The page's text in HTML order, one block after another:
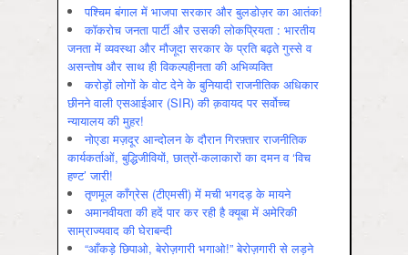
पश्चिम बंगाल में भाजपा सरकार और बुलडोज़र का आतंक!
कॉकरोच जनता पार्टी और उसकी लोकप्रियता : भारतीय
जनता में व्‍यवस्‍था और मौजूदा सरकार के प्रति बढ़ते गुस्‍से व
असन्‍तोष और साथ ही विकल्‍पहीनता की अभिव्‍यक्ति
करोड़ों लोगों के वोट देने के बुनियादी राजनीतिक अधिकार
छीनने वाली एसआईआर (SIR) की क़वायद पर सर्वोच्च
न्यायालय की मुहर!
नोएडा मज़दूर आन्दोलन के दौरान गिरफ़्तार राजनीतिक
कार्यकर्ताओं, बुद्धिजीवियों, छात्रों-कलाकारों का दमन व ‘विच
हण्ट’ जारी!
तृणमूल काँग्रेस (टीएमसी) में मची भगदड़ के मायने
अमानवीयता की हदें पार कर रही है क्यूबा में अमेरिकी
साम्राज्यवाद की घेराबन्दी
“आँकड़े छिपाओ, बेरोज़गारी भगाओ!” बेरोज़गारी से लड़ने